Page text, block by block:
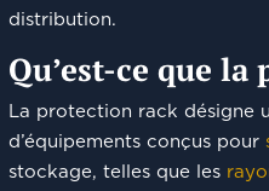
distribution.
Qu’est-ce que
La protection rack désigne
d’équipements conçus pour
stockage, telles que les